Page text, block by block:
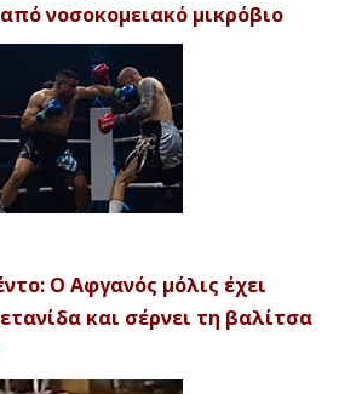
νοσοκομειακό μικρόβιο
Ο Αφγανός μόλις έχει
και σέρνει τη βαλίτσα